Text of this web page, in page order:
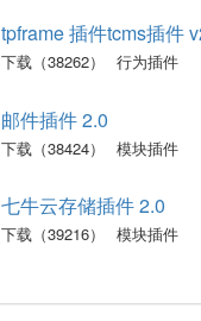
tpframe 插件tcms插件
下载（38262） 行为插件
邮件插件 2.0
下载（38424） 模块插件
七牛云存储插件 2.0
下载（39216） 模块插件